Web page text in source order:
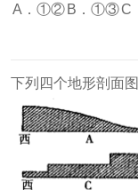
A．①② B．①③C
下列四个地形剖面